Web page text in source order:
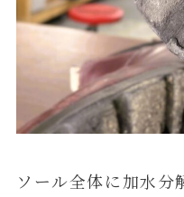
ソール全体に加水分